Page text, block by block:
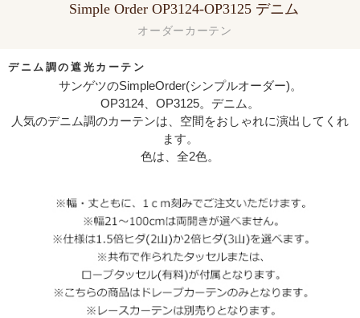
デニム調の遮光カーテン
オーダーカーテン
Simple Order OP3124-OP3125 デニム
サンゲツのSimpleOrder(シンプルオーダー)。
OP3124、OP3125。デニム。
人気のデニム調のカーテンは、空間をおしゃれに演出してくれ
ます。
色は、全2色。